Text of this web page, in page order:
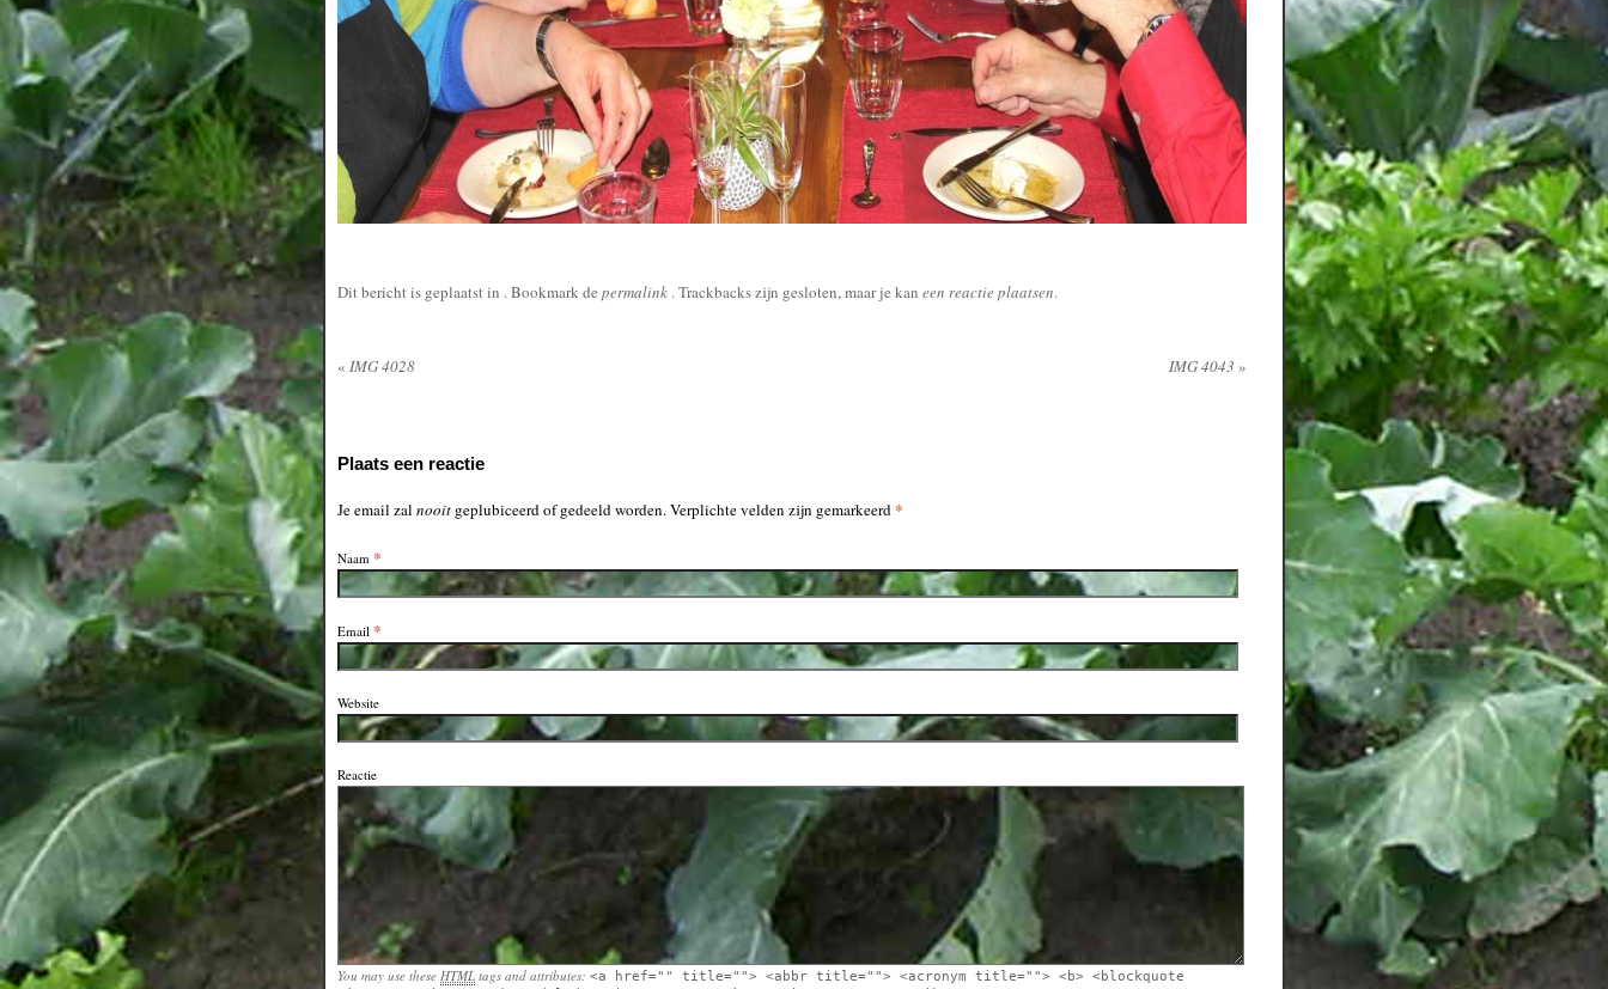
Dit bericht is geplaatst in . Bookmark de permalink . Trackbacks zijn gesloten, maar je kan een reactie plaatsen.
« IMG 4028 IMG 4043 »
Plaats een reactie
Je email zal nooit geplubiceerd of gedeeld worden. Verplichte velden zijn gemarkeerd*
Naam *
Email *
Website
Reactie
You may use these HTML tags and attributes: <a href="" title=""> <abbr title=""> <acronym title=""> <b> <blockquote